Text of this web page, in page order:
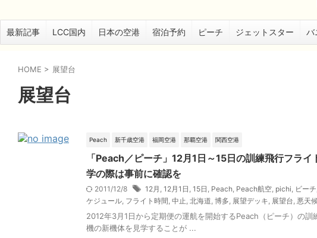
最新記事 LCC国内 日本の空港 宿泊予約 ピーチ ジェットスター バ
HOME > 展望台
展望台
Peach 新千歳空港 福岡空港 那覇空港 関西空港
「Peach／ピーチ」12月1日～15日の訓練飛行フラ
学の際は事前に確認を
2011/12/8 12月 , 12月1日 , 15日 , Peach, Peach航空, pichi, ビーチ
ケジュール, フライト時間, 中止, 北海道, 博多, 展望デッキ, 展望台, 悪天
2012年3月1日から定期便の運航を開始するPeach（ピーチ）の
機の新機体を見学することが ...